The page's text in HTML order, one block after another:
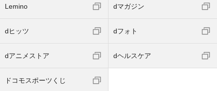
Lemino dマガジン
dヒッツ dフォト
dアニメストア dヘルスケア
ドコモスポーツくじ